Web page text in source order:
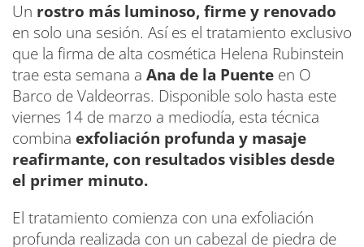
Un rostro más luminoso, firme y renovado
en solo una sesión. Así es el tratamiento exclusivo
que la firma de alta cosmética Helena Rubinstein
trae esta semana a Ana de la Puente en O
Barco de Valdeorras. Disponible solo hasta este
viernes 14 de marzo a mediodía, esta técnica
combina exfoliación profunda y masaje
reafirmante, con resultados visibles desde
el primer minuto.
El tratamiento comienza con una exfoliación
profunda realizada con un cabezal de piedra de